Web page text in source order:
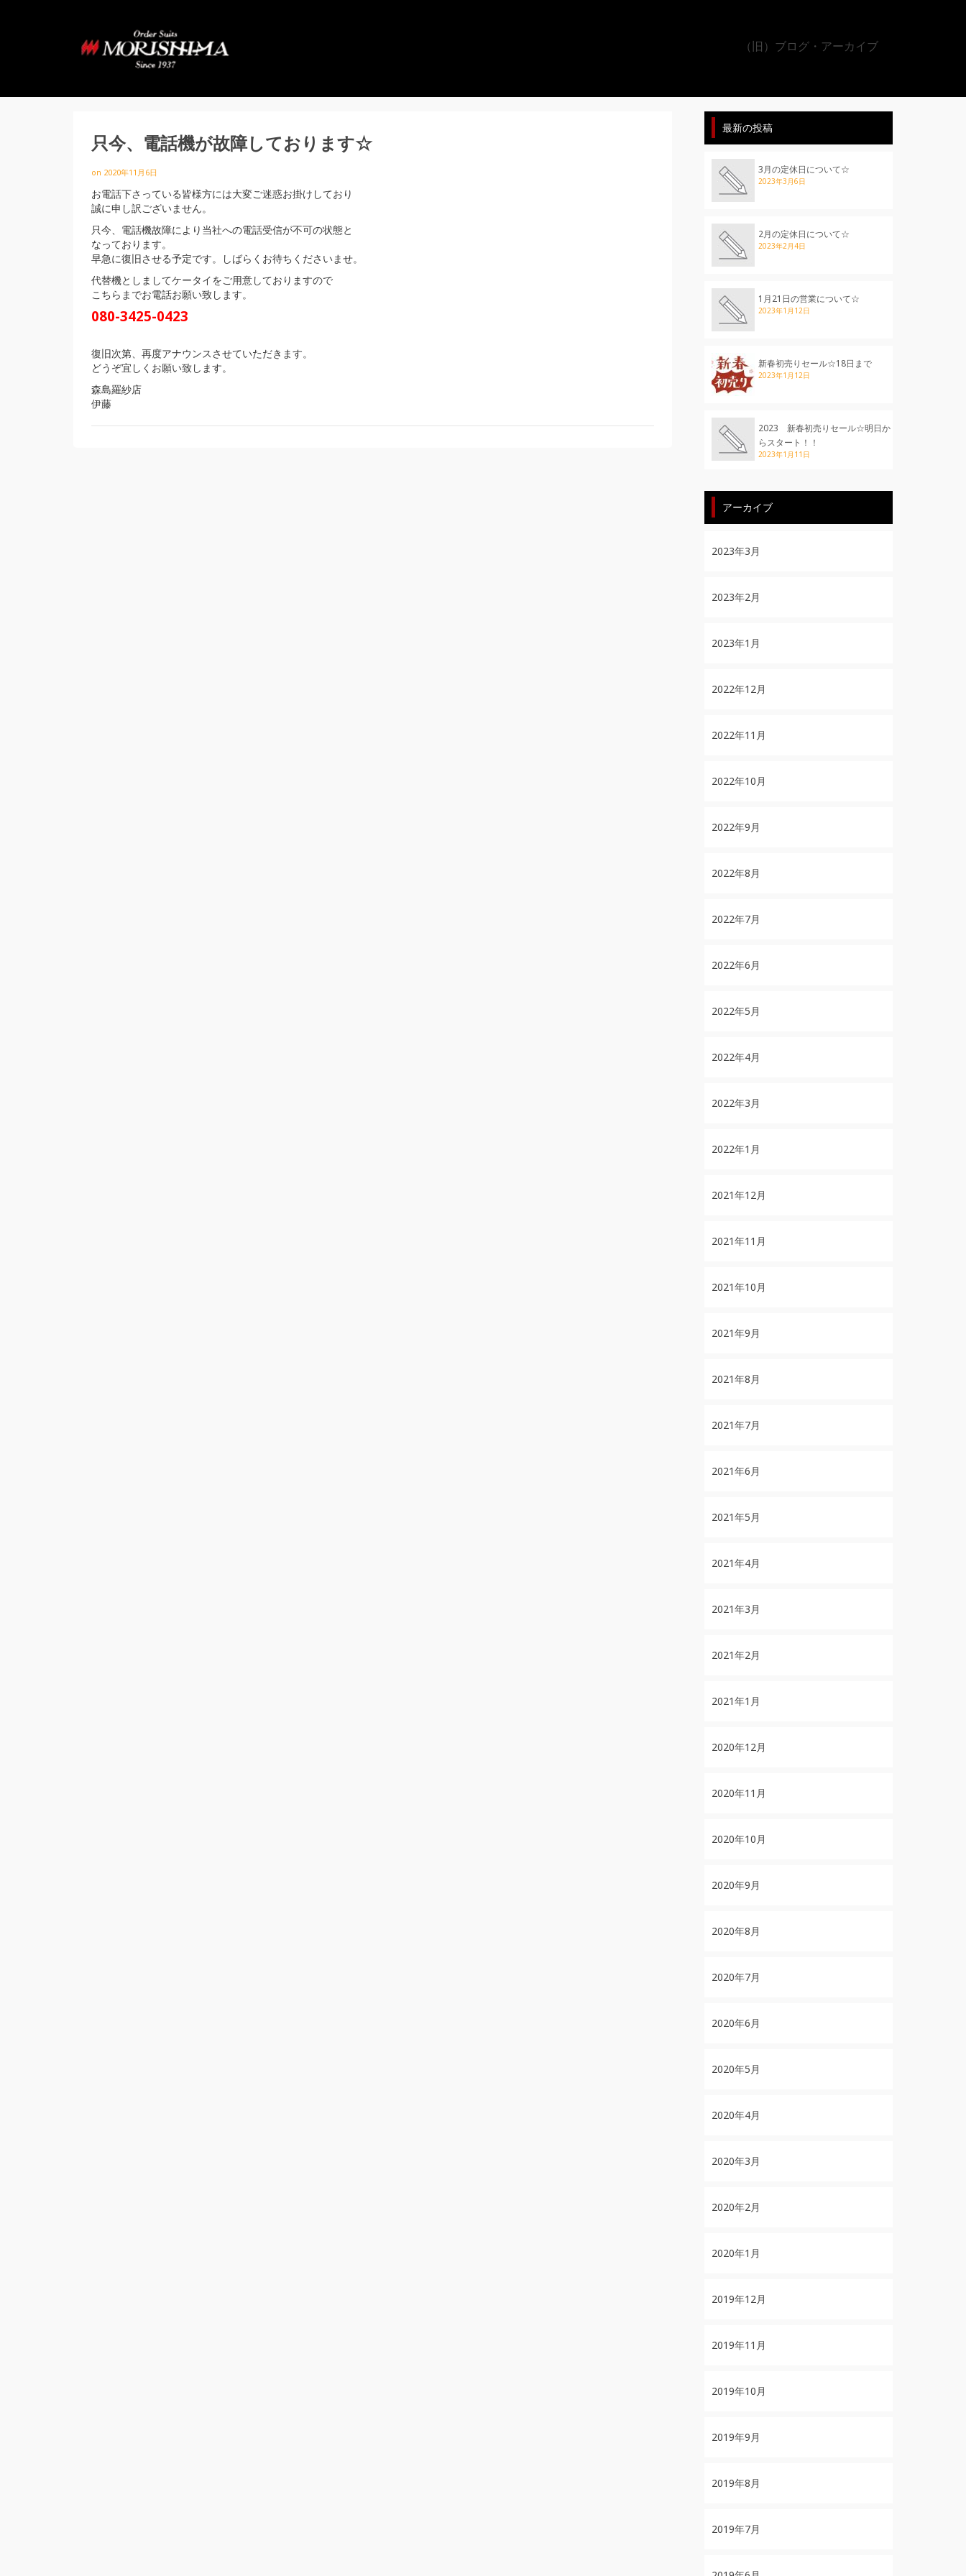
（旧）ブログ・アーカイブ
只今、電話機が故障しております☆
on 2020年11月6日
お電話下さっている皆様方には大変ご迷惑お掛けしており
誠に申し訳ございません。
只今、電話機故障により当社への電話受信が不可の状態と
なっております。
早急に復旧させる予定です。しばらくお待ちくださいませ。
代替機としましてケータイをご用意しておりますので
こちらまでお電話お願い致します。
080-3425-0423
復旧次第、再度アナウンスさせていただきます。
どうぞ宜しくお願い致します。
森島羅紗店
伊藤
最新の投稿
3月の定休日について☆
2023年3月6日
2月の定休日について☆
2023年2月4日
1月21日の営業について☆
2023年1月12日
新春初売りセール☆18日まで
2023年1月12日
2023 新春初売りセール☆明日か
らスタート！！
2023年1月11日
アーカイブ
2023年3月
2023年2月
2023年1月
2022年12月
2022年11月
2022年10月
2022年9月
2022年8月
2022年7月
2022年6月
2022年5月
2022年4月
2022年3月
2022年1月
2021年12月
2021年11月
2021年10月
2021年9月
2021年8月
2021年7月
2021年6月
2021年5月
2021年4月
2021年3月
2021年2月
2021年1月
2020年12月
2020年11月
2020年10月
2020年9月
2020年8月
2020年7月
2020年6月
2020年5月
2020年4月
2020年3月
2020年2月
2020年1月
2019年12月
2019年11月
2019年10月
2019年9月
2019年8月
2019年7月